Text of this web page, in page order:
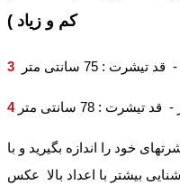
کم و زیاد )
خود را اندازه بگیرید و با
بیشتر با اعداد بالا عکس